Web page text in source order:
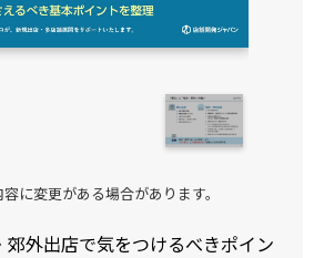
ント様の出店条件
する
に変更がある場合があります。
郊外出店で気をつけるべきポイン